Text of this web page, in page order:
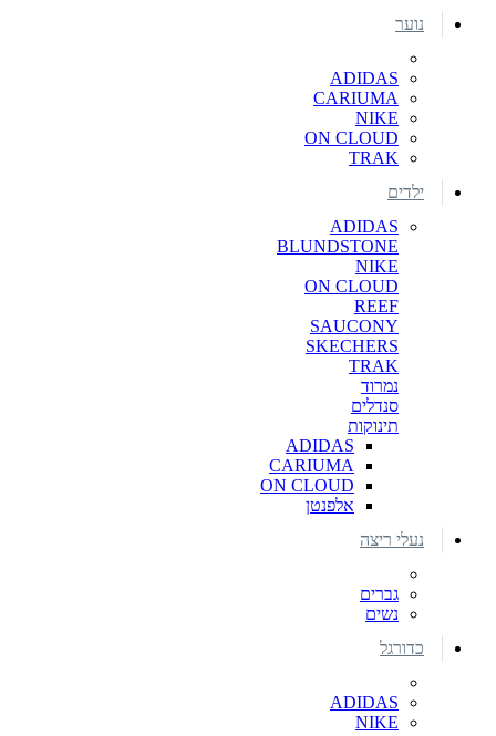
נוער
ADIDAS
CARIUMA
NIKE
ON CLOUD
TRAK
ילדים
ADIDAS
BLUNDSTONE
NIKE
ON CLOUD
REEF
SAUCONY
SKECHERS
TRAK
נמרוד
סנדלים
תינוקות
ADIDAS
CARIUMA
ON CLOUD
אלפנטן
נעלי ריצה
גברים
נשים
כדורגל
ADIDAS
NIKE